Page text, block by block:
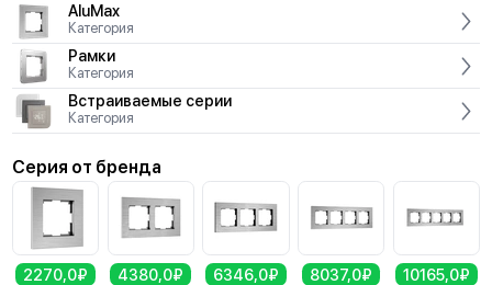
AluMax
Категория
Рамки
Категория
Встраиваемые серии
Категория
Серия от бренда
2270,0₽ 4380,0₽ 6346,0₽ 8037,0₽ 10165,0₽